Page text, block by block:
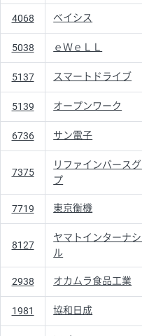
4068 ベイシス
5038 ｅＷｅＬＬ
5137 スマートドライブ
5139 オープンワーク
6736 サン電子
7375
リファインバース
プ
7719 東京衡機
8127
ヤマトインターナ
ル
2938 オカムラ食品工業
1981 協和日成